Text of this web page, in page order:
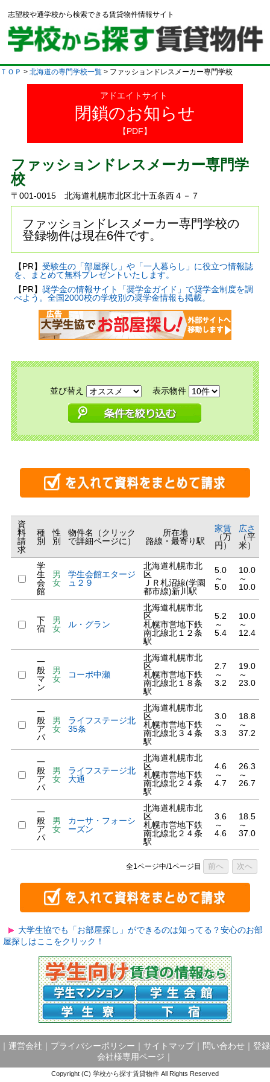
志望校や通学校から検索できる賃貸物件情報サイト
ＴＯＰ > 北海道の専門学校一覧 > ファッションドレスメーカー専門学校
アドエイトサイト
閉鎖のお知らせ
【PDF】
ファッションドレスメーカー専門学
校
〒001-0015 北海道札幌市北区北十五条西４－７
ファッションドレスメーカー専門学校の
登録物件は現在6件です。
【PR】 受験生の「部屋探し」や「一人暮らし」に役立つ情報誌
を、まとめて無料プレゼントいたします。
【PR】 奨学金の情報サイト「奨学金ガイド」で奨学金制度を調
べよう。全国2000校の学校別の奨学金情報も掲載。
並び替え 表示物件
資
料
請
求
種
別
性
別
物件名（クリック
で詳細ページに）
所在地
路線・最寄り駅
家賃
（万
円）
広さ
（平
米）
学
生
会
館
男
女
学生会館エタージ
ュ２９
北海道札幌市北
区
ＪＲ札沼線(学園
都市線)新川駅
5.0
～
5.0
10.0
～
10.0
下
宿
男
女
ル・グラン
北海道札幌市北
区
札幌市営地下鉄
南北線北１２条
駅
5.2
～
5.4
10.0
～
12.4
一
般
マ
ン
男
女
コーポ中瀬
北海道札幌市北
区
札幌市営地下鉄
南北線北１８条
駅
2.7
～
3.2
19.0
～
23.0
一
般
ア
パ
男
女
ライフステージ北
35条
北海道札幌市北
区
札幌市営地下鉄
南北線北３４条
駅
3.0
～
3.3
18.8
～
37.2
一
般
ア
パ
男
女
ライフステージ北
大通
北海道札幌市北
区
札幌市営地下鉄
南北線北２４条
駅
4.6
～
4.7
26.3
～
26.7
一
般
ア
パ
男
女
カーサ・フォーシ
ーズン
北海道札幌市北
区
札幌市営地下鉄
南北線北２４条
駅
3.6
～
4.6
18.5
～
37.0
全1ページ中/1ページ目 前へ 次へ
大学生協でも「お部屋探し」ができるのは知ってる？安心のお部
屋探しはここをクリック！
運営会社 プライバシーポリシー サイトマップ｜ 問い合わせ
登録
会社様専用ページ
Copyright (C) 学校から探す賃貸物件 All Rights Reserved